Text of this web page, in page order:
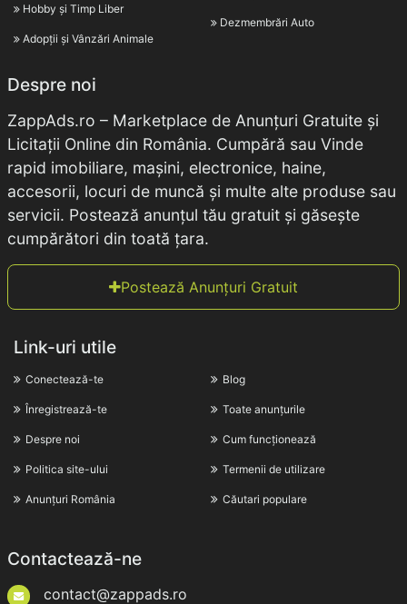
Hobby și Timp Liber
Adopții și Vânzări Animale
Dezmembrări Auto
Despre noi
ZappAds.ro – Marketplace de Anunțuri Gratuite și
Licitații Online din România. Cumpără sau Vinde
rapid imobiliare, mașini, electronice, haine,
accesorii, locuri de muncă și multe alte produse sau
servicii. Postează anunțul tău gratuit și găsește
cumpărători din toată țara.
Postează Anunțuri Gratuit
Link-uri utile
Conectează-te
Înregistrează-te
Despre noi
Politica site-ului
Anunțuri România
Blog
Toate anunțurile
Cum funcționează
Termenii de utilizare
Căutari populare
Contactează-ne
contact@zappads.ro